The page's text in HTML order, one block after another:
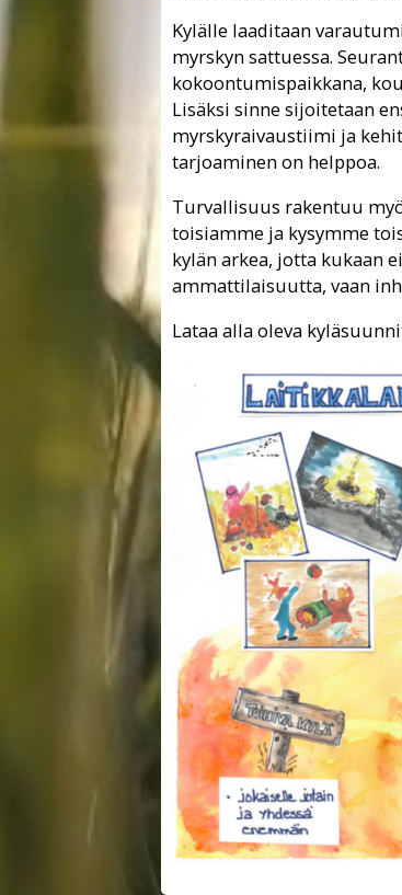
Kylälle laaditaan
myrskyn sattuessa.
kokoontumispaikkana,
Lisäksi sinne sijoitetaan
myrskyraivaustiimi ja
tarjoaminen on helppoa.
Turvallisuus rakentuu
toisiamme ja kysymme
kylän arkea, jotta kukaan
ammattilaisuutta, vaan
Lataa alla oleva